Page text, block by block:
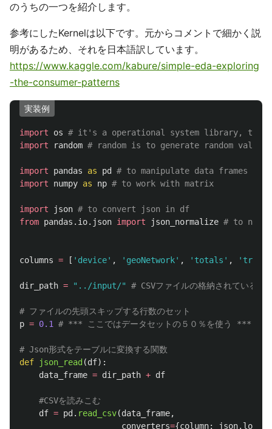
のうちの一つを紹介します。
参考にしたKernelは以下です。元からコメントで細かく説
明があるため、それを日本語訳しています。
https://www.kaggle.com/kabure/simple-eda-exploring
-the-consumer-patterns
実装例
import
os
import
random
import pandas as pd
import
numpy as np
import json
from pandas.io.json import json_normalize
columns = [ ' device' , ' geoNetwork' , ' totals ' , '
dir_path = " ../input/"
p = 0.1
def
json_read (df):
data_frame = dir_path + df
df = pd . read_csv(data_frame,
converters={column: json. loads